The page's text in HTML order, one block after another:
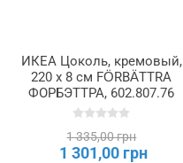
ИКЕА Цоколь, кремовый,
220 x 8 см FÖRBÄTTRA
ФОРБЭТТРА, 602.807.76
1 335,00 грн
1 301,00 грн